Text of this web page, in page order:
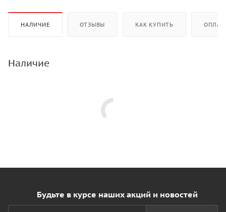
НАЛИЧИЕ ОТЗЫВЫ КАК КУПИТЬ
Наличие
Будьте в курсе наших акций и новостей